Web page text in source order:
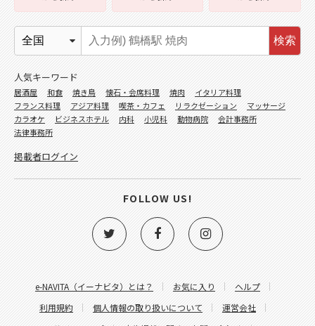
e-NAVITA（イーナビタ）とは？ お気に入り
ヘルプ
利用規約
個人情報の取り扱いについて
運営会社
検索
人気キーワード
居酒屋 和食 焼き鳥 懐石・会席料理 焼肉
イタリア料理
フランス料理
アジア料理 喫茶・カフェ リラクゼーション
マッサージ
カラオケ
ビジネスホテル 内科 小児科 動物病院
会計事務所
法律事務所
掲載者ログイン
FOLLOW US!